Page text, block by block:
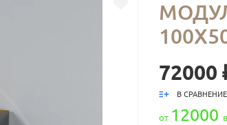
72000
В СРАВНЕНИЕ
от 12000